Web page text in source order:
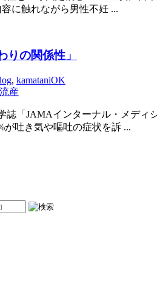
に触れながら男性不妊 ...
りの関係性」
, kamataniOK
流産
誌「JAMAインターナル・メディ
が吐き気や嘔吐の症状を訴 ...